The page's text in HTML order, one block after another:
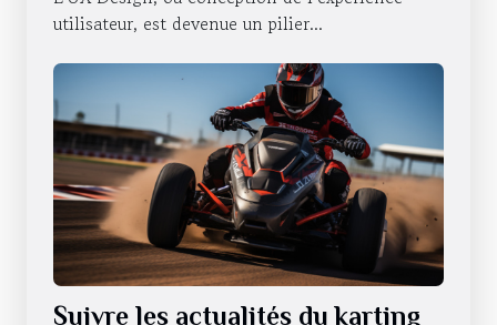
utilisateur, est devenue un pilier...
Suivre les actualités du karting